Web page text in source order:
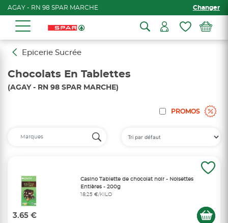
AGAY - RN 98 SPAR MARCHE Changer
Epicerie Sucrée
Chocolats En Tablettes
(AGAY - RN 98 SPAR MARCHE)
PROMOS
Casino Tablette de chocolat noir - Noisettes
Entières - 200g
18,25 €/KILO
3.65 €